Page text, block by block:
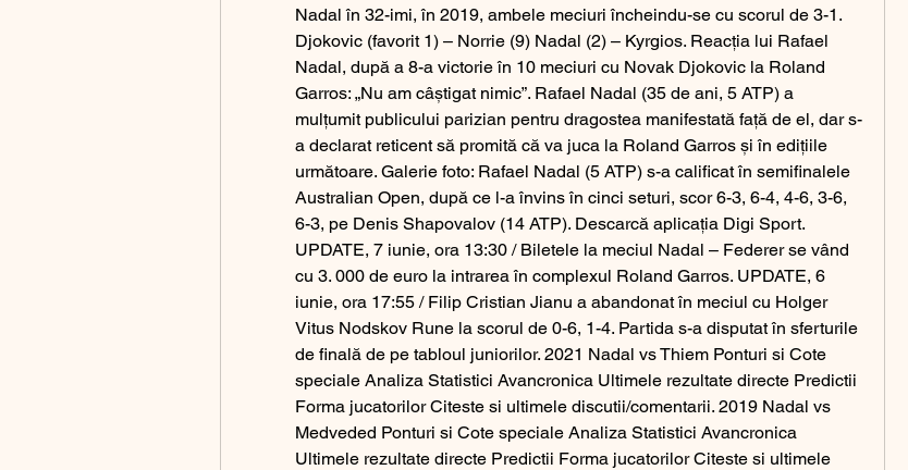
Nadal în 32-imi, în 2019, ambele meciuri încheindu-se cu scorul de 3-1.
Djokovic (favorit 1) – Norrie (9) Nadal (2) – Kyrgios. Reacția lui Rafael
Nadal, după a 8-a victorie în 10 meciuri cu Novak Djokovic la Roland
Garros: „Nu am câștigat nimic”. Rafael Nadal (35 de ani, 5 ATP) a
mulțumit publicului parizian pentru dragostea manifestată față de el, dar s-
a declarat reticent să promită că va juca la Roland Garros și în edițiile
următoare. Galerie foto: Rafael Nadal (5 ATP) s-a calificat în semifinalele
Australian Open, după ce l-a învins în cinci seturi, scor 6-3, 6-4, 4-6, 3-6,
6-3, pe Denis Shapovalov (14 ATP). Descarcă aplicația Digi Sport.
UPDATE, 7 iunie, ora 13:30 / Biletele la meciul Nadal – Federer se vând
cu 3. 000 de euro la intrarea în complexul Roland Garros. UPDATE, 6
iunie, ora 17:55 / Filip Cristian Jianu a abandonat în meciul cu Holger
Vitus Nodskov Rune la scorul de 0-6, 1-4. Partida s-a disputat în sferturile
de finală de pe tabloul juniorilor. 2021 Nadal vs Thiem Ponturi si Cote
speciale Analiza Statistici Avancronica Ultimele rezultate directe Predictii
Forma jucatorilor Citeste si ultimele discutii/comentarii. 2019 Nadal vs
Medveded Ponturi si Cote speciale Analiza Statistici Avancronica
Ultimele rezultate directe Predictii Forma jucatorilor Citeste si ultimele